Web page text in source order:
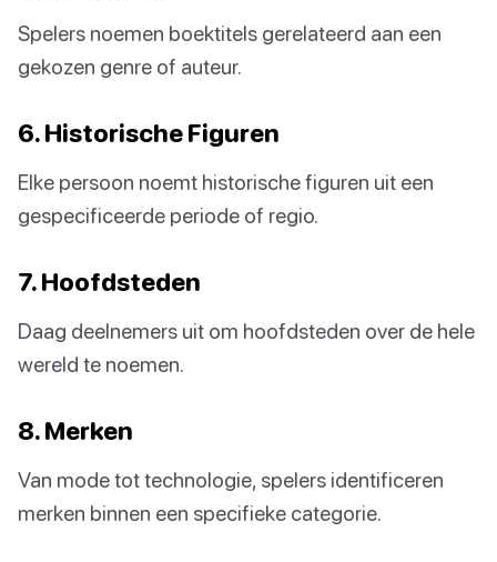
Spelers noemen boektitels gerelateerd aan een
gekozen genre of auteur.
6. Historische Figuren
Elke persoon noemt historische figuren uit een
gespecificeerde periode of regio.
7. Hoofdsteden
Daag deelnemers uit om hoofdsteden over de hele
wereld te noemen.
8. Merken
Van mode tot technologie, spelers identificeren
merken binnen een specifieke categorie.